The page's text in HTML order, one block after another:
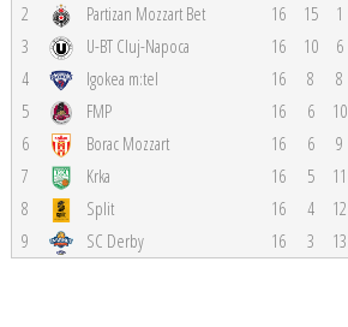
2
Partizan Mozzart Bet 16 15 1
3
U-BT Cluj-Napoca 16 10 6
4
Igokea m:tel 16 8 8
5
FMP 16 6 10
6
Borac Mozzart 16 6 9
7
Krka 16 5 11
8
Split 16 4 12
9
SC Derby 16 3 13